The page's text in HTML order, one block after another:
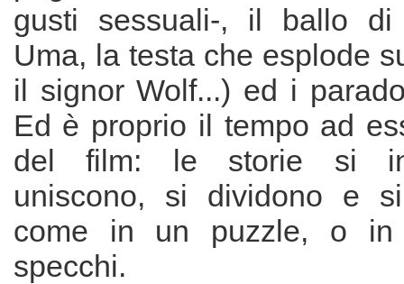
gusti sessuali-, il ballo di
Uma, la testa che esplode
il signor Wolf...) ed i
Ed è proprio il tempo ad
del film: le storie si
uniscono, si dividono e
come in un puzzle, o
specchi.